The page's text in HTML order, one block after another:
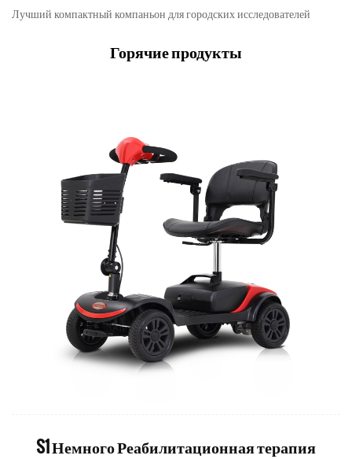
Лучший компактный компаньон для городских исследователей
Горячие продукты
S1 Немного Реабилитационная терапия